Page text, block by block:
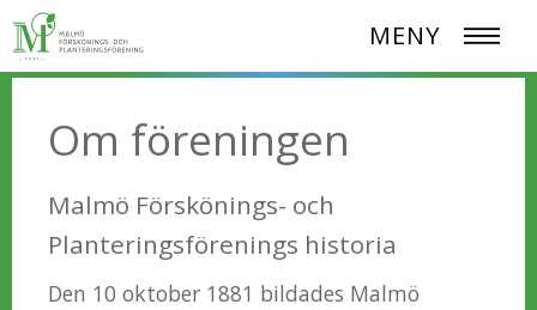
MENY
Om föreningen
Malmö Förskönings- och
Planteringsförenings historia
Den 10 oktober 1881 bildades Malmö